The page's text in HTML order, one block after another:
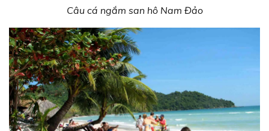
Câu cá ngắm san hô Nam Đảo